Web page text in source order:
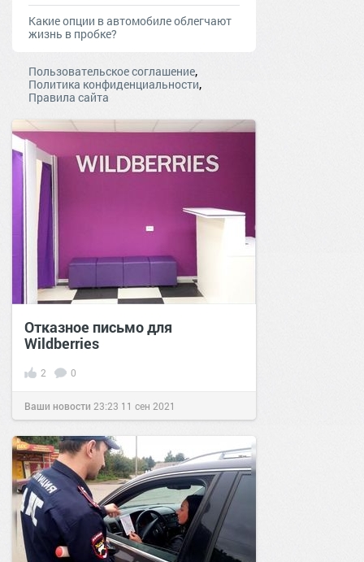
Какие опции в автомобиле облегчают
жизнь в пробке?
Пользовательское соглашение,
Политика конфиденциальности,
Правила сайта
Отказное письмо для
Wildberries
2 0
Ваши новости 23:23 11 сен 2021